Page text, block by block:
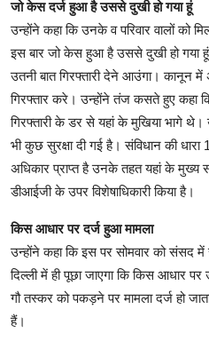
जो केस दर्ज हुआ है उससे दुखी हो गया हूं
उन्होंने कहा कि उनके व परिवार वालों को
इस बार जो केस हुआ है उससे दुखी हो गया
उतनी बात गिरफ्तारी देने आउंगा। कानून
गिरफ्तार करे। उन्होंने तंज कसते हुए कहा
गिरफ्तारी के डर से यहां के मुखिया भागे
भी कुछ सुरक्षा दी गई है। संविधान की
अधिकार प्राप्त है उनके तहत यहां के मुख्य
डीआईजी के उपर विशेषाधिकारी किया है।
किस आधार पर दर्ज हुआ मामला
उन्होंने कहा कि इस पर सोमवार को संसद
दिल्ली में ही पूछा जाएगा कि किस आधार
गौ तस्कर को पकड़ने पर मामला दर्ज हो
हैं।